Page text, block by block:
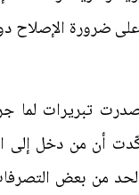
ضرورة الإصلاح
تبريرات لما
أن من دخل إلى
الحد من بعض